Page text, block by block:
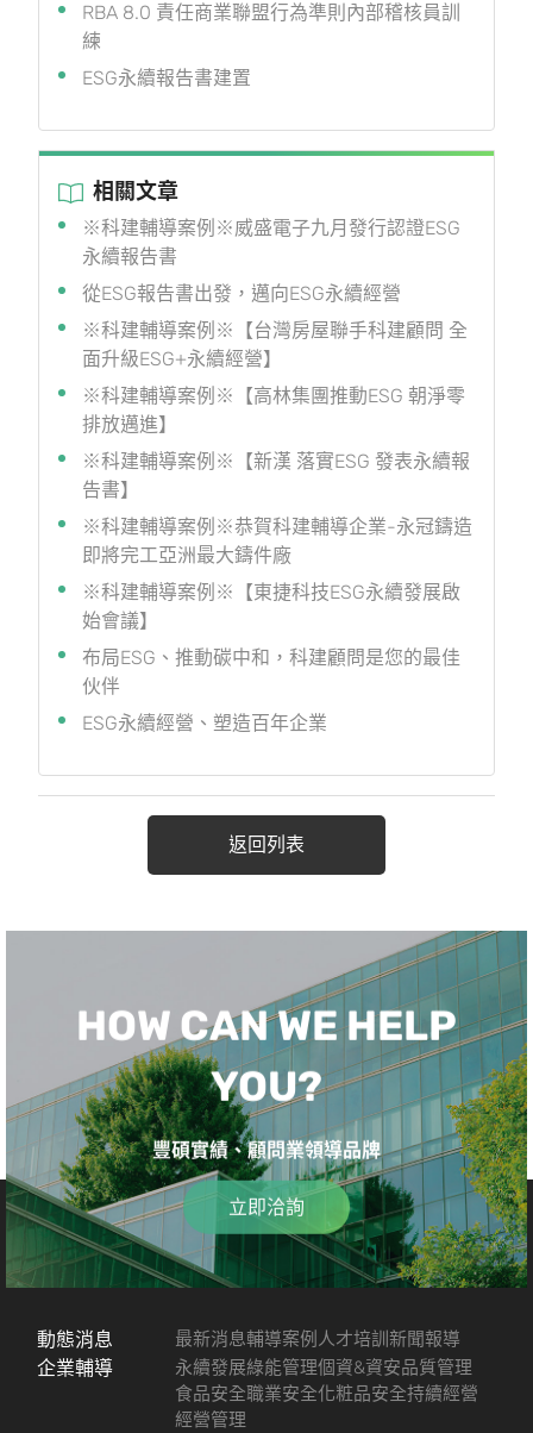
RBA 8.0 責任商業聯盟行為準則內部稽核員訓
練
ESG永續報告書建置
相關文章
※科建輔導案例※威盛電子九月發行認證ESG
永續報告書
從ESG報告書出發，邁向ESG永續經營
※科建輔導案例※【台灣房屋聯手科建顧問 全
面升級ESG+永續經營】
※科建輔導案例※【高林集團推動ESG 朝淨零
排放邁進】
※科建輔導案例※【新漢 落實ESG 發表永續報
告書】
※科建輔導案例※恭賀科建輔導企業-永冠鑄造
即將完工亞洲最大鑄件廠
※科建輔導案例※【東捷科技ESG永續發展啟
始會議】
布局ESG、推動碳中和，科建顧問是您的最佳
伙伴
ESG永續經營、塑造百年企業
返回列表
HOW CAN WE HELP
YOU?
豐碩實績、顧問業領導品牌
立即洽詢
動態消息 最新消息輔導案例 人才培訓新聞報導
企業輔導 永續發展綠能管理個資&資安品質管理
食品安全職業安全化粧品安全持續經營
經營管理